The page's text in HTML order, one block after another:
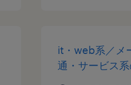
it・web系／メ
通・サービス系